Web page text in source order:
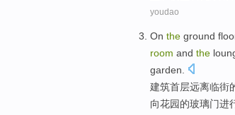
youdao
On the ground
room and the
garden.
建筑首层远离临街
向花园的玻璃门进